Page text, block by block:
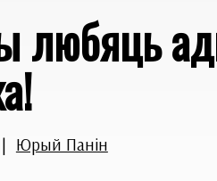
любяць
| Юрый Панін